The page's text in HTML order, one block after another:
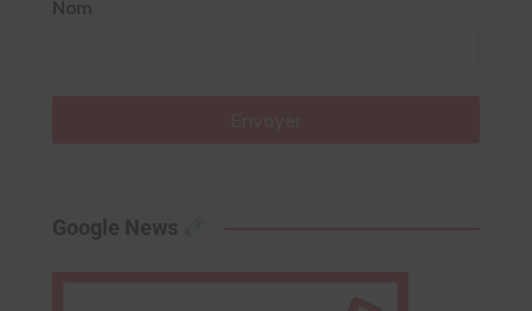
Nom
Google News